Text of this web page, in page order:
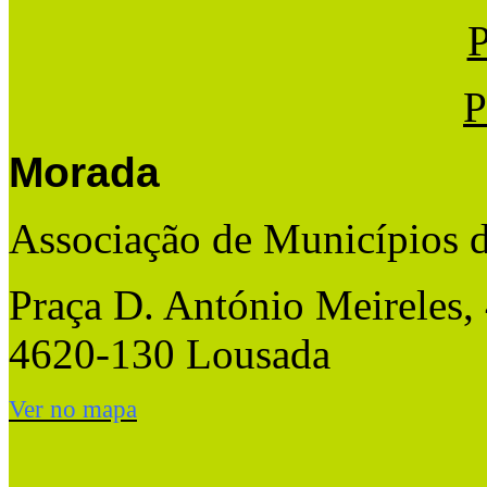
Morada
Associação de Municípios
Praça D. António Meireles,
4620-130 Lousada
Ver no mapa